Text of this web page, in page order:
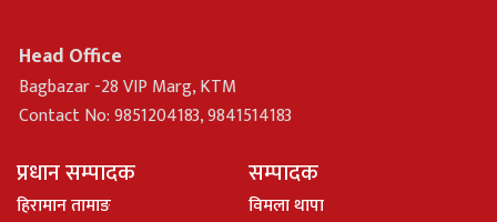
Head Office
Bagbazar -28 VIP Marg, KTM
Contact No: 9851204183, 9841514183
प्रधान सम्पादक
हिरामान तामाङ
सम्पादक
विमला थापा